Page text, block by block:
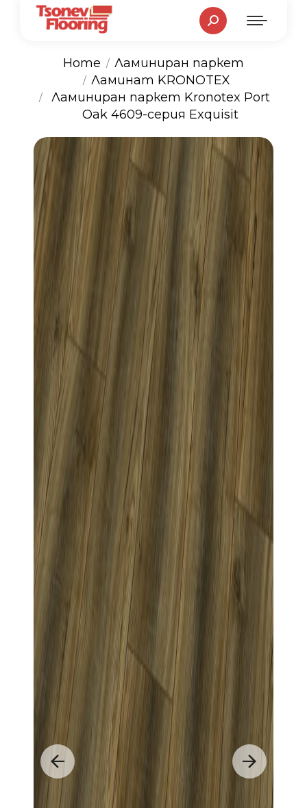
Search:
You are here:
Home
Ламиниран паркет
Ламинат KRONOTEX
Ламиниран паркет Kronotex Port
Oak 4609-серия Exquisit